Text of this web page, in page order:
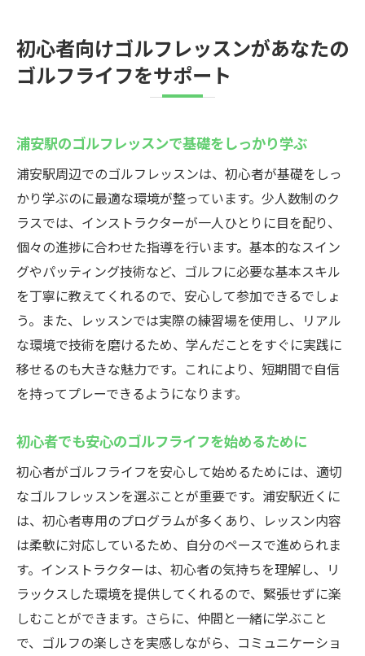
安心感のあるレッスンが提供する学びの質
浦安駅でのレッスンで安心を感じる理由
初心者向けゴルフレッスンがあなたの
ゴルフライフをサポート
浦安駅のゴルフレッスンで基礎をしっかり学ぶ
浦安駅周辺でのゴルフレッスンは、初心者が基礎をしっ
かり学ぶのに最適な環境が整っています。少人数制のク
ラスでは、インストラクターが一人ひとりに目を配り、
個々の進捗に合わせた指導を行います。基本的なスイン
グやパッティング技術など、ゴルフに必要な基本スキル
を丁寧に教えてくれるので、安心して参加できるでしょ
う。また、レッスンでは実際の練習場を使用し、リアル
な環境で技術を磨けるため、学んだことをすぐに実践に
移せるのも大きな魅力です。これにより、短期間で自信
を持ってプレーできるようになります。
初心者でも安心のゴルフライフを始めるために
初心者がゴルフライフを安心して始めるためには、適切
なゴルフレッスンを選ぶことが重要です。浦安駅近くに
は、初心者専用のプログラムが多くあり、レッスン内容
は柔軟に対応しているため、自分のペースで進められま
す。インストラクターは、初心者の気持ちを理解し、リ
ラックスした環境を提供してくれるので、緊張せずに楽
しむことができます。さらに、仲間と一緒に学ぶこと
で、ゴルフの楽しさを実感しながら、コミュニケーショ